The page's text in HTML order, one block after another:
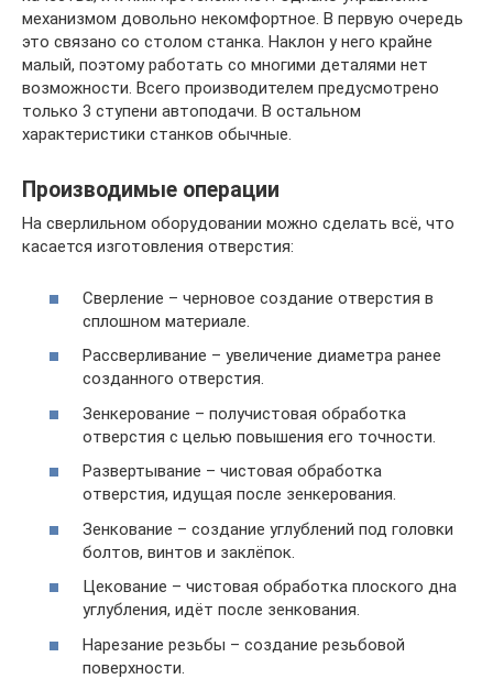
механизмом довольно некомфортное. В первую очередь
это связано со столом станка. Наклон у него крайне
малый, поэтому работать со многими деталями нет
возможности. Всего производителем предусмотрено
только 3 ступени автоподачи. В остальном
характеристики станков обычные.
Производимые операции
На сверлильном оборудовании можно сделать всё, что
касается изготовления отверстия:
Сверление – черновое создание отверстия в
сплошном материале.
Рассверливание – увеличение диаметра ранее
созданного отверстия.
Зенкерование – получистовая обработка
отверстия с целью повышения его точности.
Развертывание – чистовая обработка
отверстия, идущая после зенкерования.
Зенкование – создание углублений под головки
болтов, винтов и заклёпок.
Цекование – чистовая обработка плоского дна
углубления, идёт после зенкования.
Нарезание резьбы – создание резьбовой
поверхности.